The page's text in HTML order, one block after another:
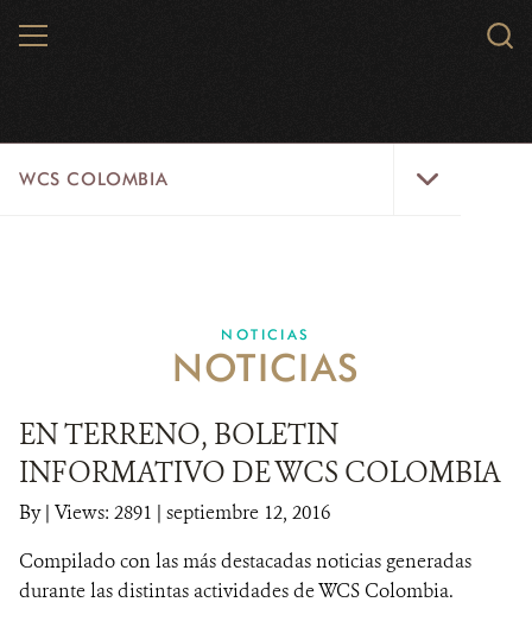
MENU
WCS COLOMBIA
EJES ESTRATÉGICOS
LÍNEAS DE ACCIÓN
MICROSITIOS
NOTICIAS
NOTICIAS
NOTICIAS
EN TERRENO, BOLETIN
INFORMATIVO DE WCS COLOMBIA
By| Views: 2891 | septiembre 12, 2016
Compilado con las más destacadas noticias generadas
durante las distintas actividades de WCS Colombia.